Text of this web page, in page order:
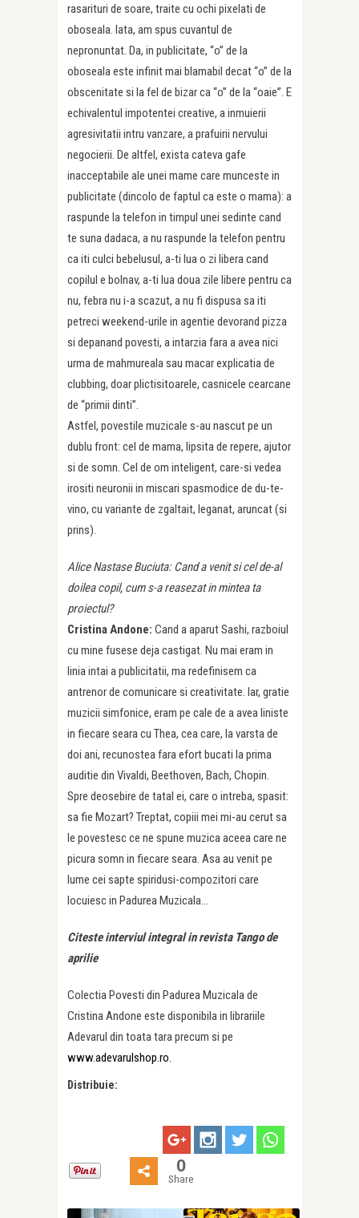
rasarituri de soare, traite cu ochi pixelati de
oboseala. Iata, am spus cuvantul de
nepronuntat. Da, in publicitate, “o” de la
oboseala este infinit mai blamabil decat “o” de la
obscenitate si la fel de bizar ca “o” de la “oaie”. E
echivalentul impotentei creative, a inmuierii
agresivitatii intru vanzare, a prafuirii nervului
negocierii. De altfel, exista cateva gafe
inacceptabile ale unei mame care munceste in
publicitate (dincolo de faptul ca este o mama): a
raspunde la telefon in timpul unei sedinte cand
te suna dadaca, a nu raspunde la telefon pentru
ca iti culci bebelusul, a-ti lua o zi libera cand
copilul e bolnav, a-ti lua doua zile libere pentru ca
nu, febra nu i-a scazut, a nu fi dispusa sa iti
petreci weekend-urile in agentie devorand pizza
si depanand povesti, a intarzia fara a avea nici
urma de mahmureala sau macar explicatia de
clubbing, doar plictisitoarele, casnicele cearcane
de “primii dinti”.
Astfel, povestile muzicale s-au nascut pe un
dublu front: cel de mama, lipsita de repere, ajutor
si de somn. Cel de om inteligent, care-si vedea
irositi neuronii in miscari spasmodice de du-te-
vino, cu variante de zgaltait, leganat, aruncat (si
prins).
Alice Nastase Buciuta:Cand a venit si cel de-al
doilea copil, cum s-a reasezat in mintea ta
proiectul?
Cristina Andone: Cand a aparut Sashi, razboiul
cu mine fusese deja castigat. Nu mai eram in
linia intai a publicitatii, ma redefinisem ca
antrenor de comunicare si creativitate. Iar, gratie
muzicii simfonice, eram pe cale de a avea liniste
in fiecare seara cu Thea, cea care, la varsta de
doi ani, recunostea fara efort bucati la prima
auditie din Vivaldi, Beethoven, Bach, Chopin.
Spre deosebire de tatal ei, care o intreba, spasit:
sa fie Mozart? Treptat, copiii mei mi-au cerut sa
le povestesc ce ne spune muzica aceea care ne
picura somn in fiecare seara. Asa au venit pe
lume cei sapte spiridusi-compozitori care
locuiesc in Padurea Muzicala…
Citeste interviul integral in revista Tango de
aprilie
Colectia Povesti din Padurea Muzicala de
Cristina Andone este disponibila in librariile
Adevarul din toata tara precum si pe
www.adevarulshop.ro.
Distribuie:
0
Share